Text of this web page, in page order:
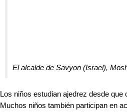
El alcalde de Savyon (Israel),
Los niños estudian ajedrez desde
Muchos niños también participan en